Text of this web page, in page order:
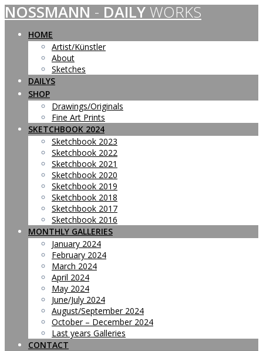
Skip
to
content
NOSSMANN - DAILY WORKS
HOME
Artist/Künstler
About
Sketches
DAILYS
SHOP
Drawings/Originals
Fine Art Prints
SKETCHBOOK 2024
Sketchbook 2023
Sketchbook 2022
Sketchbook 2021
Sketchbook 2020
Sketchbook 2019
Sketchbook 2018
Sketchbook 2017
Sketchbook 2016
MONTHLY GALLERIES
January 2024
February 2024
March 2024
April 2024
May 2024
June/July 2024
August/September 2024
October – December 2024
Last years Galleries
CONTACT